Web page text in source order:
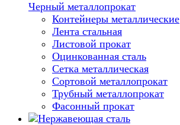
Черный металлопрокат
Контейнеры металлические
Лента стальная
Листовой прокат
Оцинкованная сталь
Сетка металлическая
Сортовой металлопрокат
Трубный металлопрокат
Фасонный прокат